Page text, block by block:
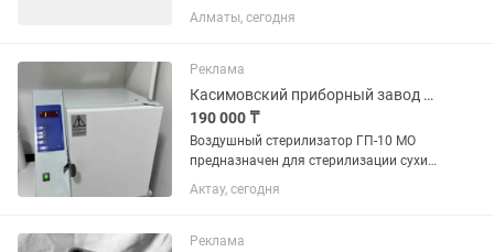
Приглашаем в нашу команду
менеджера по продаже недвижимости,
нами. Если вы амбициозный,...
Алматы, сегодня
Реклама
Касимовский приборный завод ГП 10 МО воздушный сухожаровой шкаф.
190 000 ₸
Воздушный стерилизатор ГП-10 МО
предназначен для стерилизации сухим
горячим воздухом изделий,
изготовленных из термостойких
на основе силиконового каучука) -...
Актау, сегодня
Реклама